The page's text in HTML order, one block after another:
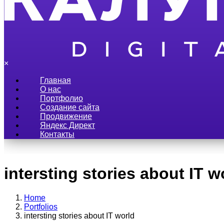
×
Главная
О нас
Портфолио
Создание сайта
Продвижение
Яндекс Директ
Контакты
intersting stories about IT
Home
Portfolios
intersting stories about IT world